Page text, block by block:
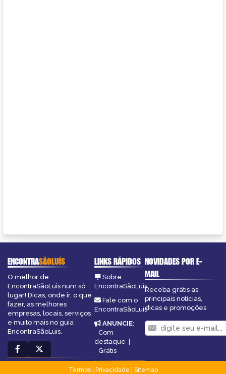
ENCONTRASÃOLUÍS
O melhor de
EncontraSãoLuis num só
lugar! Dicas, onde ir, o que
fazer, as melhores
empresas, locais, serviços
e muito mais no guia
EncontraSãoLuis.
LINKS RÁPIDOS
Sobre
EncontraSãoLuís
Fale com o
EncontraSãoLuís
ANUNCIE:
Com
destaque |
Grátis
NOVIDADES POR E-
MAIL
Receba grátis as
principais notícias,
dicas e promoções
Termos| Privacidade
Sitemap